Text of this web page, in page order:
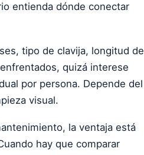
entienda dónde conectar
tipo de clavija, longitud de
quizá interese
por persona. Depende del
visual.
la ventaja está
hay que comparar